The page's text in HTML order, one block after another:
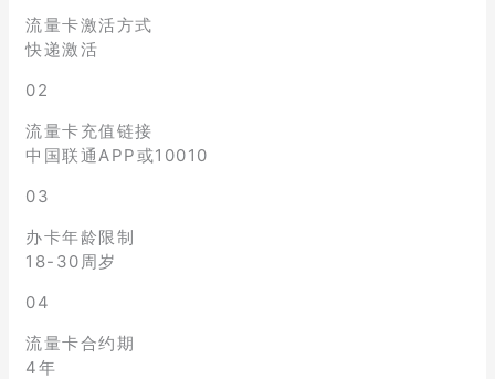
流量卡激活方式
快递激活
02
流量卡充值链接
中国联通APP或10010
03
办卡年龄限制
18-30周岁
04
流量卡合约期
4年